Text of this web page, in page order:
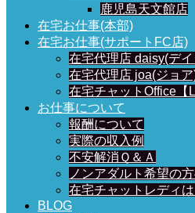
鹿児島天文館店
在宅お仕事(本部)
在宅お仕事(サポートFC店)
在宅代理店 daisy(デ
在宅代理店 joa(ジョ
在宅チャットOffice【
お仕事について
報酬について
実際の収入例
不安解消Ｑ＆Ａ
ノンアダルト希望の
在宅チャットレディ
BLOG